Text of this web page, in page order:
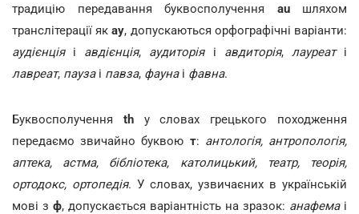
традицію передавання буквосполучення auшляхом
транслітерації якау, допускаються орфографічні варіанти:
аудієнціяі авдієнція, аудиторіяі авдиторія, лауреаті
лавреат, паузаі павза, фаунаі фавна.
Буквосполучення thу словах грецького походження
передаємо звичайно буквою т: антологія, антропологія,
аптека, астма, бібліотека, католицький, театр, теорія,
ортодокс, ортопедія. У словах, узвичаєних в українській
мові з ф, допускається варіантність на зразок: анафемаі